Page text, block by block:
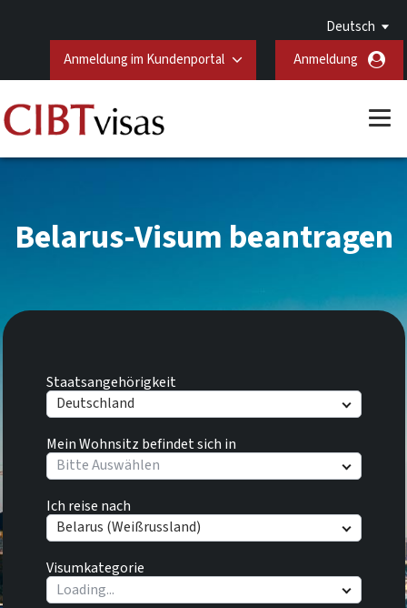
Deutsch
Anmeldung im Kundenportal
Anmeldung
Staatsangehörigkeit
Deutschland
Mein Wohnsitz befindet sich in
Bitte Auswählen
Ich reise nach
Belarus (Weißrussland)
Visumkategorie
Belarus-Visum beantragen